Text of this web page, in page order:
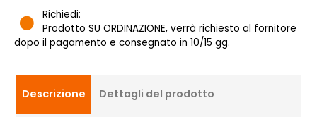
Richiedi:
Prodotto SU ORDINAZIONE, verrà richiesto al fornitore
dopo il pagamento e consegnato in 10/15 gg.
Descrizione Dettagli del prodotto